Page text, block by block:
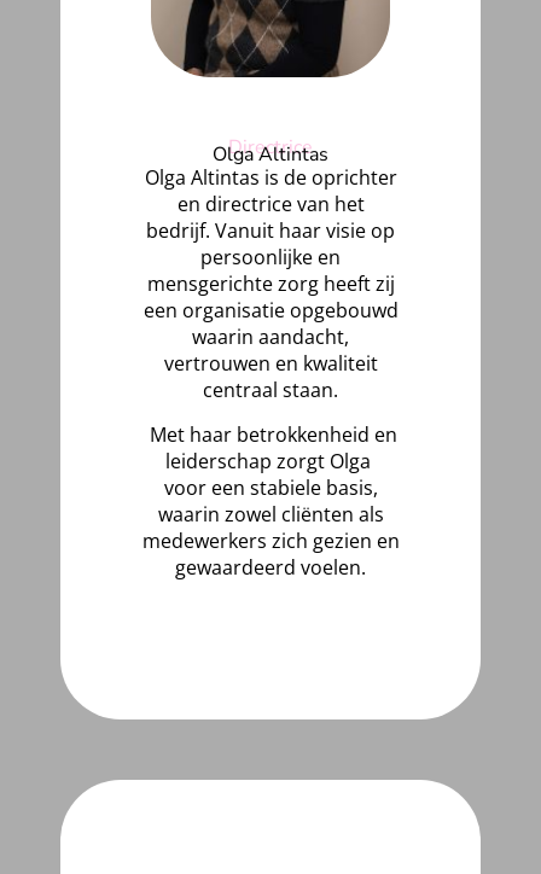
Directrice
Olga Altintas
Olga Altintas is de oprichter
en directrice van het
bedrijf. Vanuit haar visie op
persoonlijke en
mensgerichte zorg heeft zij
een organisatie opgebouwd
waarin aandacht,
vertrouwen en kwaliteit
centraal staan.
Met haar betrokkenheid en
leiderschap zorgt Olga
voor een stabiele basis,
waarin zowel cliënten als
medewerkers zich gezien en
gewaardeerd voelen.